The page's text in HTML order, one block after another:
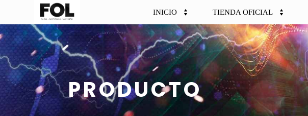
INICIO TIENDA OFICIAL
PRODUCTO